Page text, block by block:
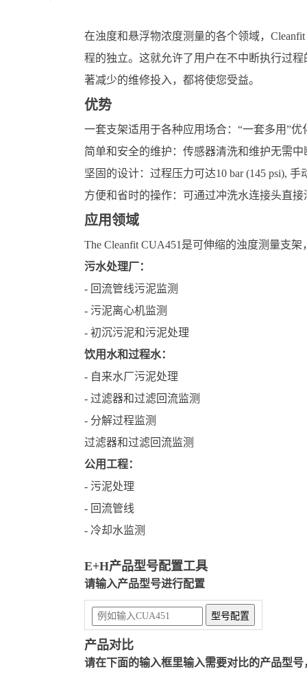
在浊度和悬浮物浓度测量的各个领域，
程的独立。这就允许了用户在不中断执行过
著减少的维修投入，都将使您受益。
优势
一套支架适用于各种应用场合：“一套多用”
简单和安全的维护：传感器清洗和维护无需中
坚固的设计：过程压力可达10 bar (145 psi), 手
方便和省时的操作：可通过冲洗水连接头直
应用领域
The Cleanfit CUA451是可伸缩的浊度测量支架
污水处理厂：
- 回流管线污泥监测
- 污泥离心机监测
- 初沉污泥和污泥处理
饮用水和过程水：
- 自来水厂污泥处理
- 过滤器和过滤回流监测
- 分解过程监测
过滤器和过滤回流监测
公用工程：
- 污泥处理
- 回流管线
- 冷却水监测
E+H产品型号配置工具
请输入产品型号进行配置
产品对比
请在下面的输入框里输入需要对比的产品型